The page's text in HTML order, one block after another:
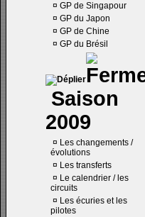
¤ GP de Singapour
¤ GP du Japon
¤ GP de Chine
¤ GP du Brésil
Saison
2009
¤ Les changements /
évolutions
¤ Les transferts
¤ Le calendrier / les
circuits
¤ Les écuries et les
pilotes